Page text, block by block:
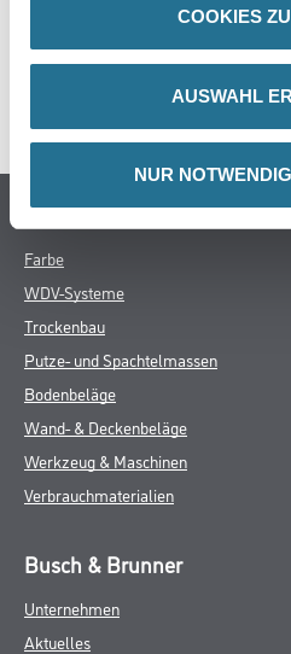
COOKIES
AUSWAHL
NUR
DATENBLÄTTER
SPEZIFIKATIONEN
Online-Shop
Farbe
WDV-Systeme
Trockenbau
Putze- und Spachtelmassen
Bodenbeläge
Wand- & Deckenbeläge
Werkzeug & Maschinen
Verbrauchmaterialien
Busch & Brunner
Unternehmen
Aktuelles